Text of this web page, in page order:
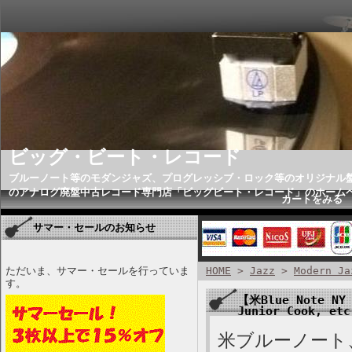
ビッグ・ビート・レコード
ブルーノート等のモダンジャズ、プログレッシブ・ロック等のオリジナル
のアナログ廃盤中古レコード専門店「ビッグビート・レコード」のホーム
カートをみる
サマー・セールのお知らせ
ただいま、サマー・セールを行っていま
す。
HOME > Jazz > Modern
【米Blue Note
Junior Cook,
米ブルーノー